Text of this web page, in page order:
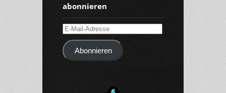
abonnieren
E-
Mail-
AdresseAbonnieren